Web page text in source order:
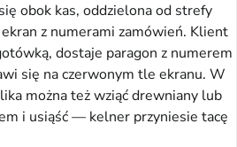
obok kas, oddzielona od strefy
z numerami zamówień. Klient
dostaje paragon z numerem
się na czerwonym tle ekranu. W
można też wziąć drewniany lub
i usiąść — kelner przyniesie tacę